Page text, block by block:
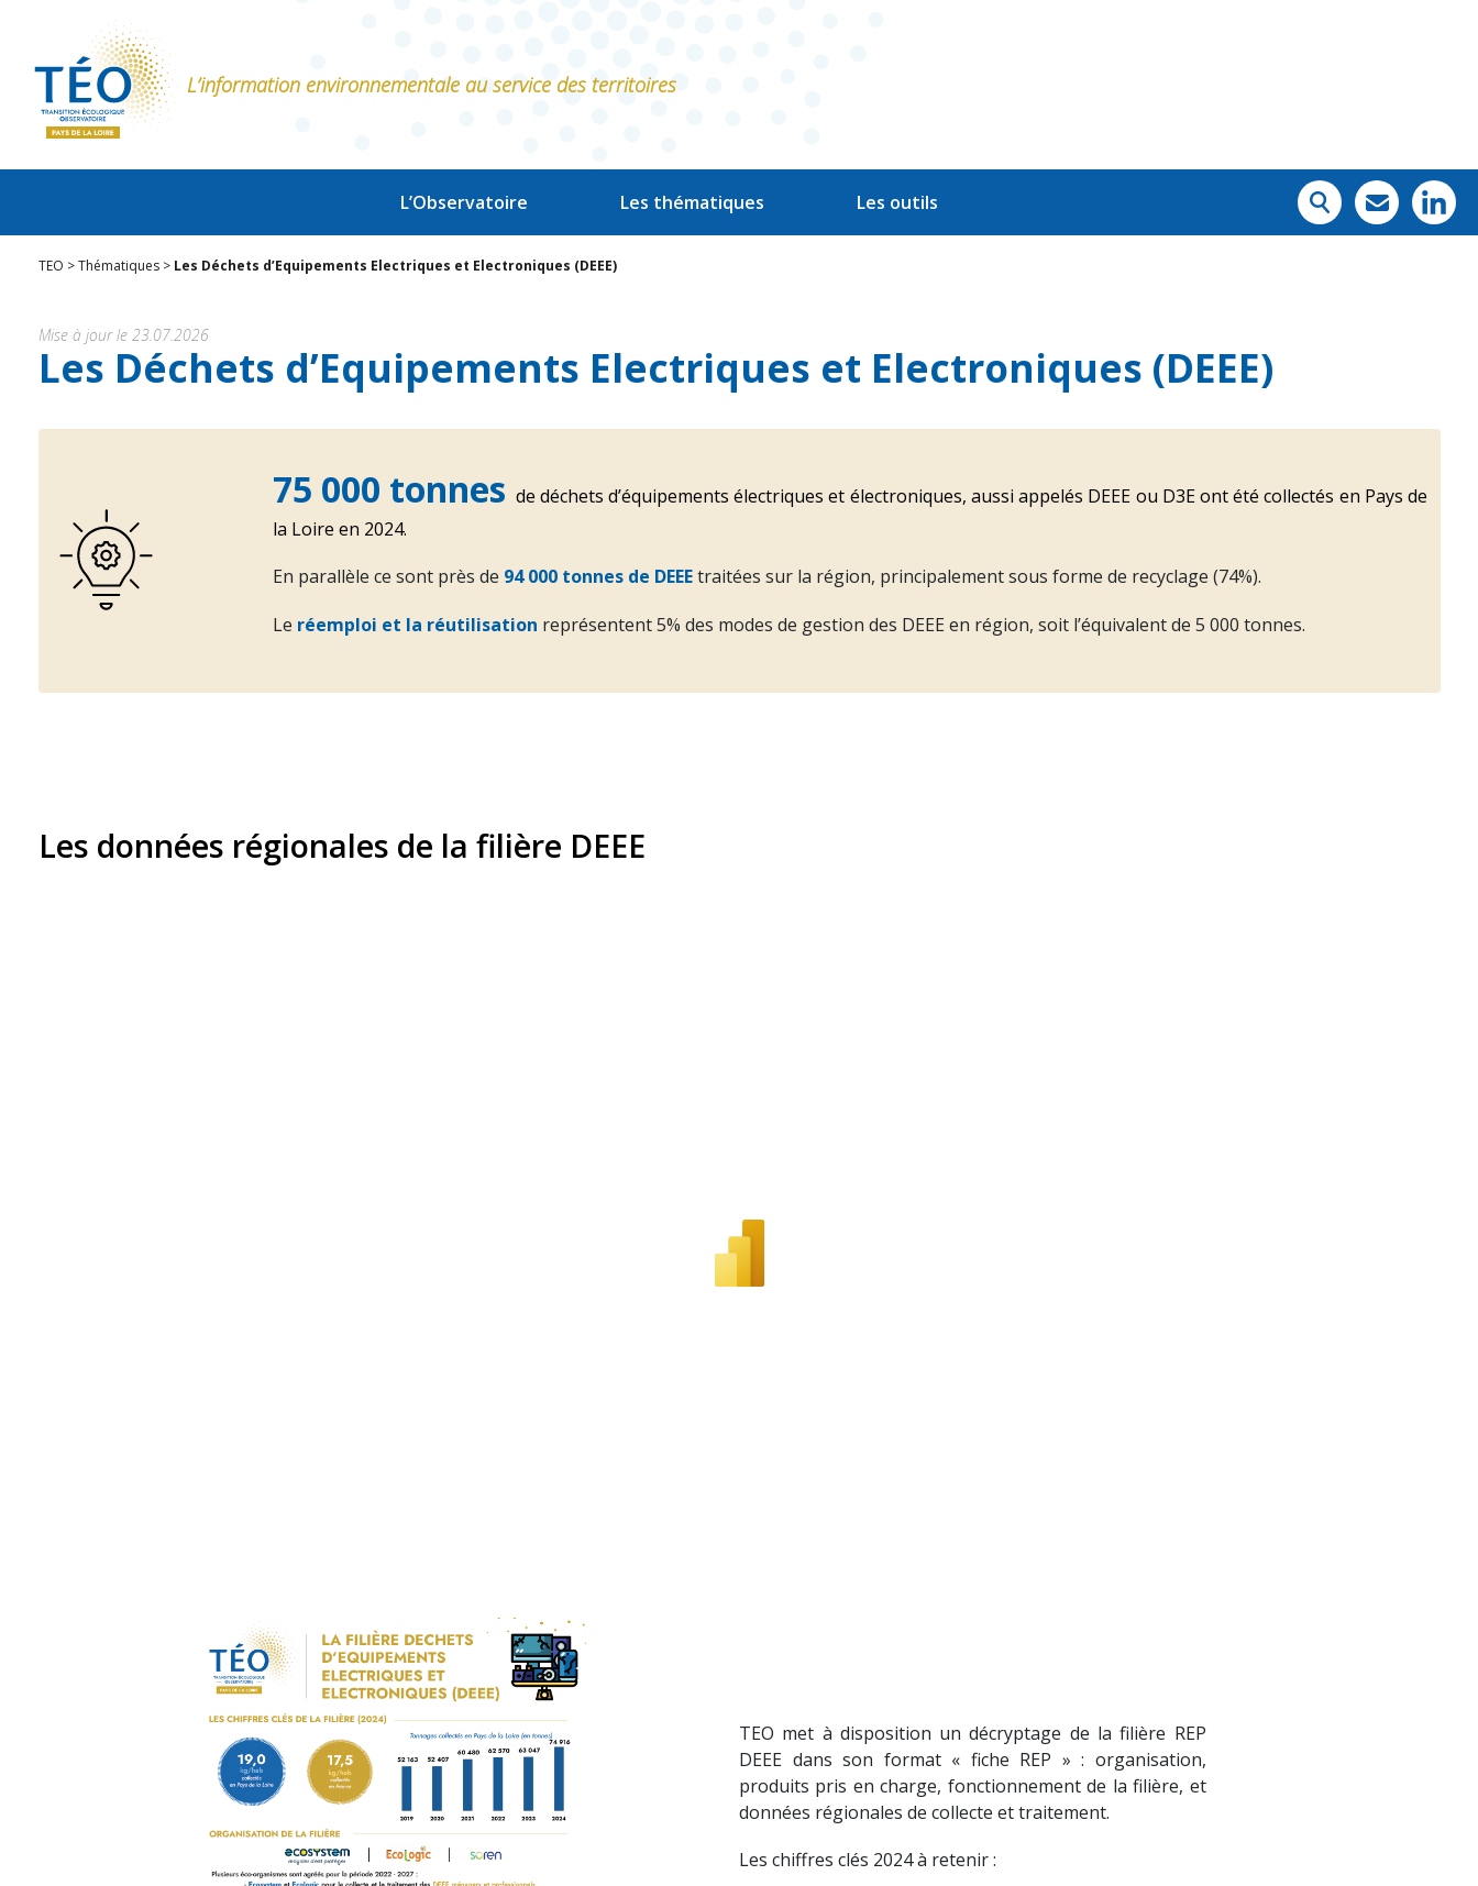
L’information environnementale au service des territoires
L’Observatoire Les thématiques Les outils
TEO >Thématiques > Les Déchets d’Equipements Electriques et Electroniques (DEEE)
Mise à jour le 23.07.2026
Les Déchets d’Equipements Electriques et Electroniques (DEEE)
75 000 tonnes de déchets d’équipements électriques et électroniques, aussi appelés DEEE ou D3E ont été collectés en Pays de
la Loire en 2024.
En parallèle ce sont près de 94 000 tonnes de DEEEtraitées sur la région, principalement sous forme de recyclage (74%).
Le réemploi et la réutilisation représentent 5% des modes de gestion des DEEE en région, soit l’équivalent de 5 000 tonnes.
Les données régionales de la filière DEEE
TEO met à disposition un décryptage de la filière REP
DEEE dans son format « fiche REP » : organisation,
produits pris en charge, fonctionnement de la filière, et
données régionales de collecte et traitement.
Les chiffres clés 2024 à retenir :